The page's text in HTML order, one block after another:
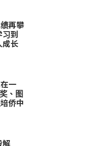
再攀
到
成长
一
、图
侨中
解